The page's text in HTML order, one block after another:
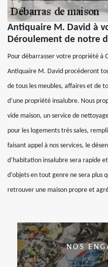
Antiquaire M. David à
Déroulement de notre
Pour débarrasser votre propriété à
Antiquaire M. David procéderont
de tous les meubles, affaires et de
d’une propriété insalubre. Nous
vide maison, un service de
pour les logements très sales,
faisant appel à nos services, le
d’habitation insalubre sera rapide
d’objets en tout genre ne sera plus
retrouver une maison propre et
NOS